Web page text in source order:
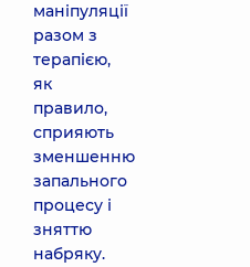
маніпуляції
разом з
терапією,
як
правило,
сприяють
зменшенню
запального
процесу і
зняттю
набряку.